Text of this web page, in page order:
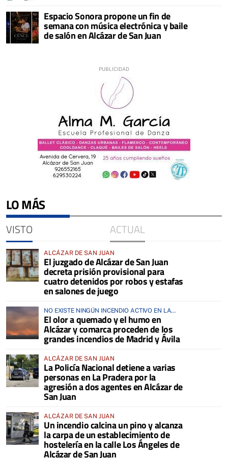
Espacio Sonora propone un fin de
semana con música electrónica y baile
de salón en Alcázar de San Juan
LO MÁS
VISTO ACTUAL
ALCÁZAR DE SAN JUAN
El juzgado de Alcázar de San Juan
decreta prisión provisional para
cuatro detenidos por robos y estafas
en salones de juego
NO EXISTE NINGÚN INCENDIO ACTIVO EN LA
COMARCA
El olor a quemado y el humo en
Alcázar y comarca proceden de los
grandes incendios de Madrid y Ávila
ALCÁZAR DE SAN JUAN
La Policía Nacional detiene a varias
personas en La Pradera por la
agresión a dos agentes en Alcázar de
San Juan
ALCÁZAR DE SAN JUAN
Un incendio calcina un pino y alcanza
la carpa de un establecimiento de
hostelería en la calle Los Ángeles de
Alcázar de San Juan